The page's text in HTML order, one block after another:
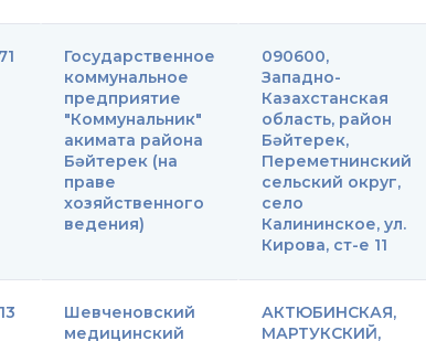
Государственное
коммунальное
предприятие
"Коммунальник"
акимата района
Бәйтерек (на
праве
хозяйственного
ведения)
090600,
Западно-
Казахстанская
область, район
Бәйтерек,
Переметнинский
сельский округ,
село
Калининское, ул.
Кирова, ст-е 11
Шевченовский
медицинский
АКТЮБИНСКАЯ,
МАРТУКСКИЙ,